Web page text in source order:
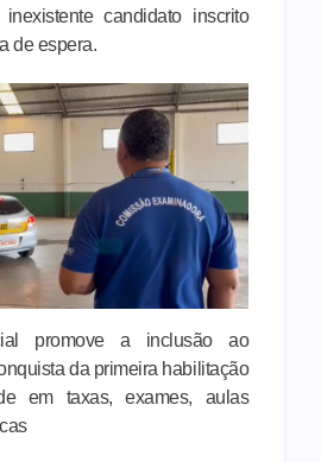
candidato inscrito
de espera.
promove a inclusão ao
da primeira habilitação
em taxas, exames, aulas